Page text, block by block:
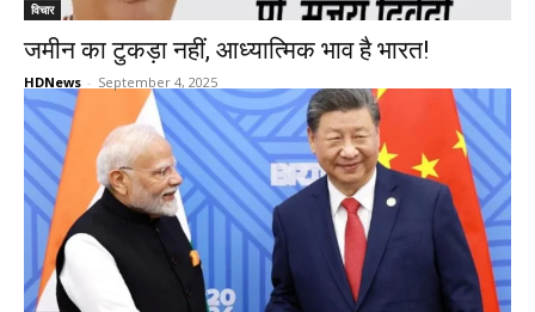
विचार
जमीन का टुकड़ा नहीं, आध्यात्मिक भाव है भारत!
HDNews - September 4, 2025